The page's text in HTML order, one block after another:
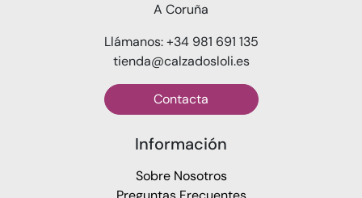
A Coruña
Llámanos: +34 981 691 135
tienda@calzadosloli.es
Contacta
Información
Sobre Nosotros